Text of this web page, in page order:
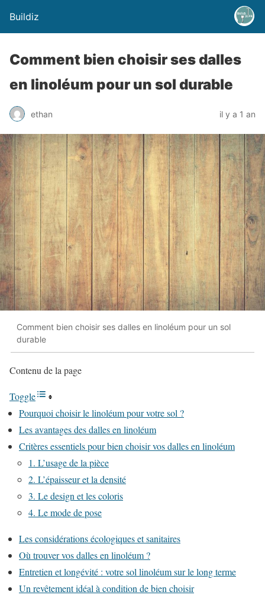
Buildiz
Comment bien choisir ses dalles
en linoléum pour un sol durable
ethan il y a 1 an
Comment bien choisir ses dalles en linoléum pour un sol
durable
Contenu de la page
Toggle
Pourquoi choisir le linoléum pour votre sol ?
Les avantages des dalles en linoléum
Critères essentiels pour bien choisir vos dalles en linoléum
1. L’usage de la pièce
2. L’épaisseur et la densité
3. Le design et les coloris
4. Le mode de pose
Les considérations écologiques et sanitaires
Où trouver vos dalles en linoléum ?
Entretien et longévité : votre sol linoléum sur le long terme
Un revêtement idéal à condition de bien choisir